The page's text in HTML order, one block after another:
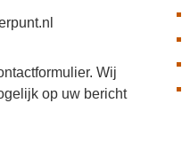
. Wij
op uw bericht